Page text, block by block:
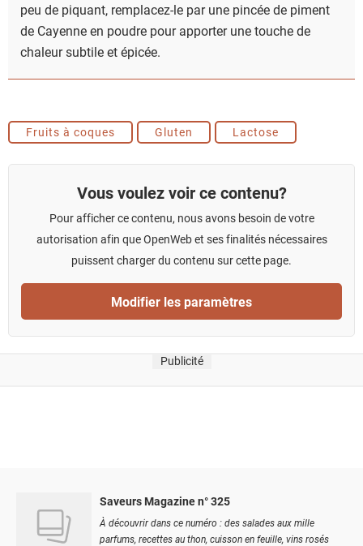
peu de piquant, remplacez-le par une pincée de piment
de Cayenne en poudre pour apporter une touche de
chaleur subtile et épicée.
Fruits à coques Gluten Lactose
Vous voulez voir ce contenu?
Pour afficher ce contenu, nous avons besoin de votre
autorisation afin que OpenWeb et ses finalités nécessaires
puissent charger du contenu sur cette page.
Modifier les paramètres
Publicité
Saveurs Magazine n° 325
À découvrir dans ce numéro : des salades aux mille
parfums, recettes au thon, cuisson en feuille, vins rosés